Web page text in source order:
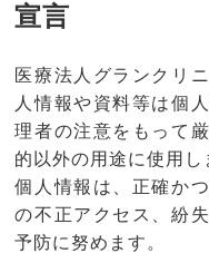
宣言
医療法人グランクリ
人情報や資料等は個
理者の注意をもって
的以外の用途に使用し
個人情報は、正確か
の不正アクセス、紛
予防に努めます。